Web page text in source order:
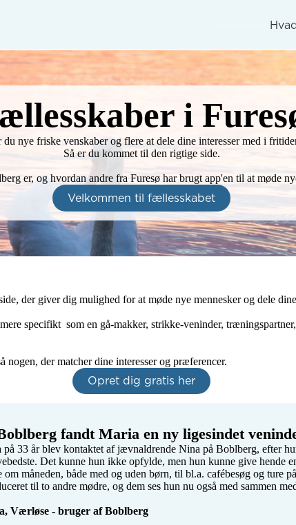
i
du nye friske venskaber og flere at dele dine interesser med i
Så er du kommet til den rigtige side.
er, og hvordan andre fra Furesø har brugt app'en til at møde
Velkommen til fællesskabet
der giver dig mulighed for at møde nye mennesker og dele
specifikt  som en gå-makker, strikke-veninder,
der matcher dine interesser og præferencer.
Opret dig gratis her
fandt Maria en ny ligesindet
på 33 år blev kontaktet af jævnaldrende Nina på Boblberg, efter
Det kunne hun ikke opfylde, men hun kunne give hende
om måneden, både med og uden børn, til bl.a. cafébesøg og ture
til to andre mødre, og dem ses hun nu også med sammen
Værløse - bruger af Boblberg